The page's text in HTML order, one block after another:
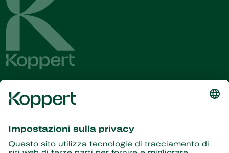
Ricevi le ultime novità e
informazioni
Iscriviti qui